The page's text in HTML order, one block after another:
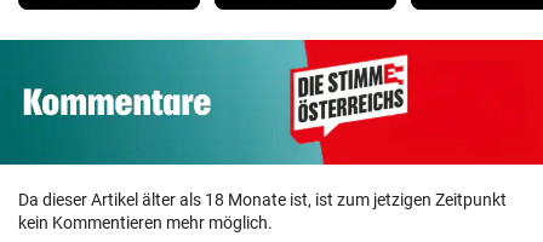
Da dieser Artikel älter als 18 Monate ist, ist zum jetzigen Zeitpunkt
kein Kommentieren mehr möglich.